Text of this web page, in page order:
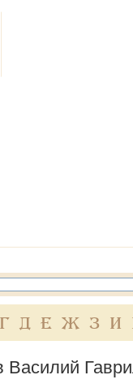
Г Д Е Ж З И
Василий